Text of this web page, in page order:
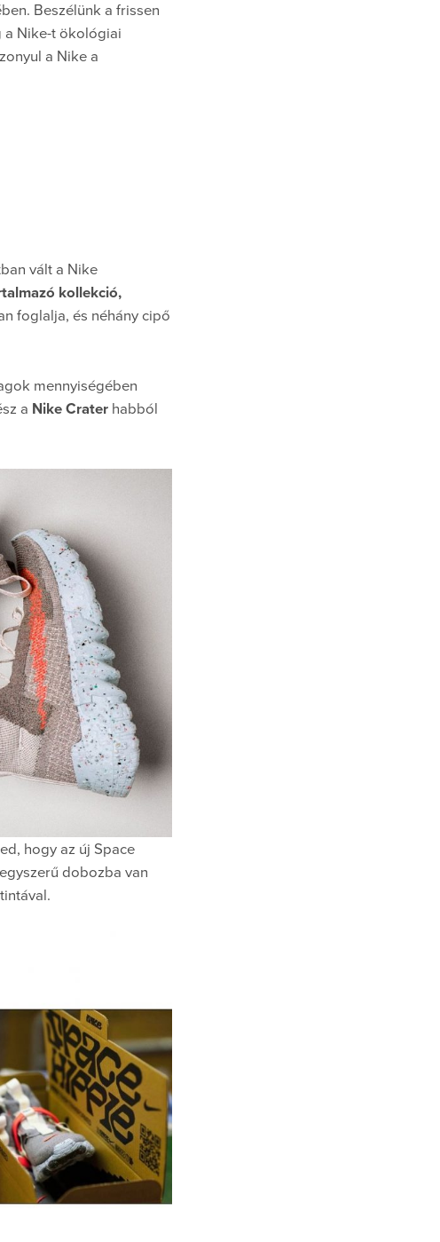
Beszélünk a frissen
a Nike-t ökológiai
a Nike a
vált a Nike
kollekció,
foglalja, és néhány cipő
mennyiségében
a Nike Craterhabból
hogy az új Space
dobozba van